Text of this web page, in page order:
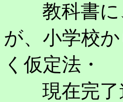
教科書に
が、小学校
く仮定法・
現在完了